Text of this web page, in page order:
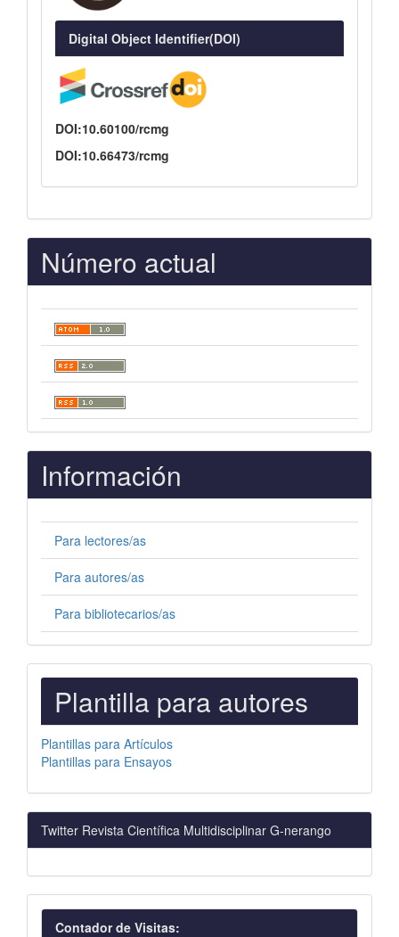
Digital Object Identifier(DOI)
DOI:10.60100/rcmg
DOI:10.66473/rcmg
Número actual
Información
Para lectores/as
Para autores/as
Para bibliotecarios/as
PLANTILLAS
PARA
AUTORES
Plantilla para autores
Plantillas para Artículos
Plantillas para Ensayos
Twitter Revista Científica Multidisciplinar G-nerango
visitas
Contador de Visitas: